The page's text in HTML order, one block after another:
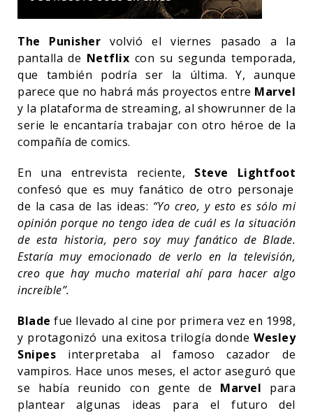
The Punisher volvió el viernes pasado a la
pantalla de Netflix con su segunda temporada,
que también podría ser la última. Y, aunque
parece que no habrá más proyectos entre Marvel
y la plataforma de streaming, al showrunner de la
serie le encantaría trabajar con otro héroe de la
compañía de comics.
En una entrevista reciente, Steve Lightfoot
confesó que es muy fanático de otro personaje
de la casa de las ideas: “Yo creo, y esto es sólo mi
opinión porque no tengo idea de cuál es la situación
de esta historia, pero soy muy fanático de Blade.
Estaría muy emocionado de verlo en la televisión,
creo que hay mucho material ahí para hacer algo
increíble”.
Blade fue llevado al cine por primera vez en 1998,
y protagonizó una exitosa trilogía donde Wesley
Snipes interpretaba al famoso cazador de
vampiros. Hace unos meses, el actor aseguró que
se había reunido con gente de Marvel para
plantear algunas ideas para el futuro del